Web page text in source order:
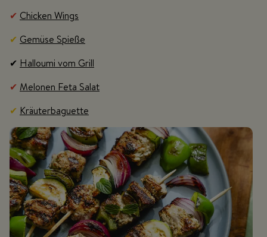
✔ Chicken Wings
✔ Gemüse Spieße
✔ Halloumi vom Grill
✔ Melonen Feta Salat
✔ Kräuterbaguette